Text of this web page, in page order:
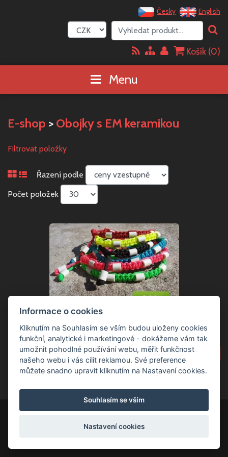
Česky English
Košík (0)
Menu
E-shop > Obojky s EM keramikou
Filtrovat položky
Řazení podle
Počet položek
Obojky s EM keramikou proti klíšťatům
280.00Kč
Informace o cookies
Kliknutím na Souhlasím se vším budou uloženy cookies
funkční, analytické i marketingové - dokážeme vám tak
umožnit pohodlné používání webu, měřit funkčnost
našeho webu i vás cílit reklamou. Své preference
můžete snadno upravit kliknutím na Nastavení cookies.
Souhlasím se vším
Nastavení cookies